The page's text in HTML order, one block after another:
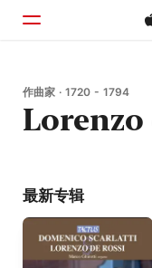
主页
浏览
作曲家 · 1720 - 1794
Lorenzo
最新专辑